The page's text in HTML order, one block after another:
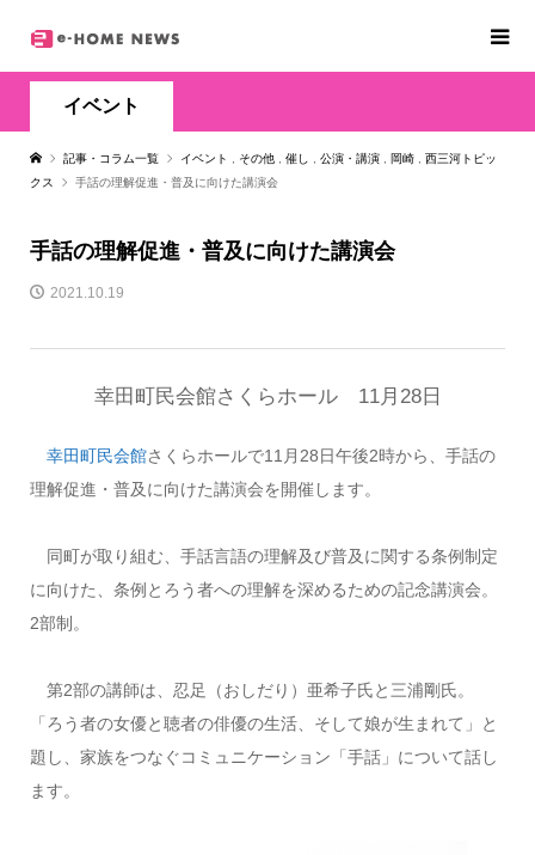
イベント
記事・コラム一覧 イベント その他 催し 公演・講演 岡崎
西三河トピッ
クス
手話の理解促進・普及に向けた講演会
手話の理解促進・普及に向けた講演会
2021.10.19
幸田町民会館さくらホール 11月28日
幸田町民会館さくらホールで11月28日午後2時から、手話の
理解促進・普及に向けた講演会を開催します。
同町が取り組む、手話言語の理解及び普及に関する条例制定
に向けた、条例とろう者への理解を深めるための記念講演会。
2部制。
第2部の講師は、忍足（おしだり）亜希子氏と三浦剛氏。
「ろう者の女優と聴者の俳優の生活、そして娘が生まれて」と
題し、家族をつなぐコミュニケーション「手話」について話し
ます。